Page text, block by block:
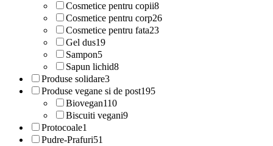
Cosmetice pentru copii8
Cosmetice pentru corp26
Cosmetice pentru fata23
Gel dus19
Sampon5
Sapun lichid8
Produse solidare3
Produse vegane si de post195
Biovegan110
Biscuiti vegani9
Protocoale1
Pudre-Prafuri51